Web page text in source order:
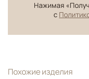
Нажимая
с
Похожие изделия